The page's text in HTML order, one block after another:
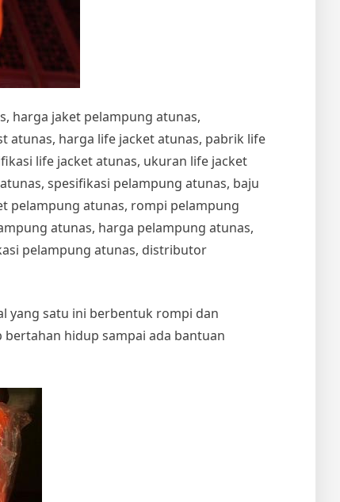
harga jaket pelampung atunas,
atunas, harga life jacket atunas, pabrik life
life jacket atunas, ukuran life jacket
spesifikasi pelampung atunas, baju
pelampung atunas, rompi pelampung
atunas, harga pelampung atunas,
pelampung atunas, distributor
yang satu ini berbentuk rompi dan
hidup sampai ada bantuan